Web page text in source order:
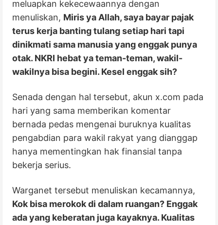
meluapkan kekecewaannya dengan
menuliskan, Miris ya Allah, saya bayar pajak
terus kerja banting tulang setiap hari tapi
dinikmati sama manusia yang enggak punya
otak. NKRI hebat ya teman-teman, wakil-
wakilnya bisa begini. Kesel enggak sih?
Senada dengan hal tersebut, akun x.com pada
hari yang sama memberikan komentar
bernada pedas mengenai buruknya kualitas
pengabdian para wakil rakyat yang dianggap
hanya mementingkan hak finansial tanpa
bekerja serius.
Warganet tersebut menuliskan kecamannya,
Kok bisa merokok di dalam ruangan? Enggak
ada yang keberatan juga kayaknya. Kualitas